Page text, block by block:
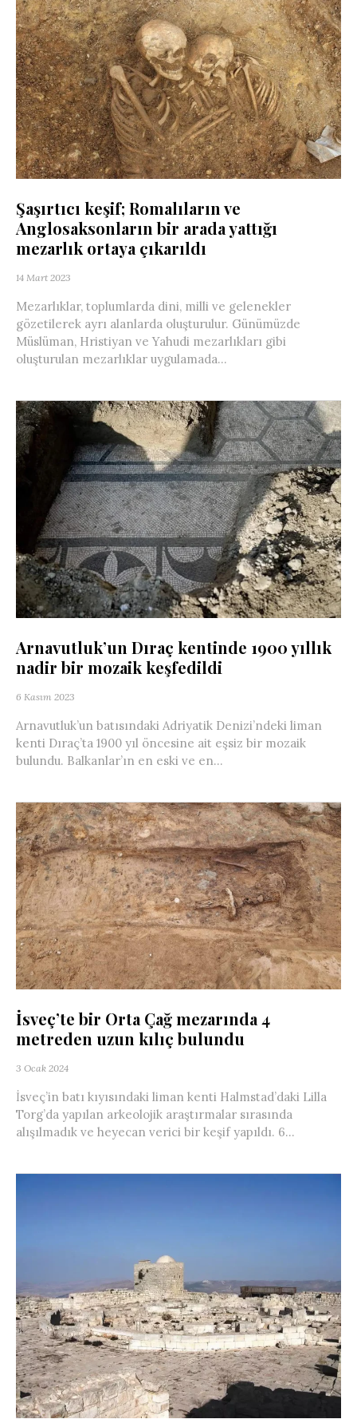
Şaşırtıcı keşif; Romalıların ve
Anglosaksonların bir arada yattığı
mezarlık ortaya çıkarıldı
14 Mart 2023
Mezarlıklar, toplumlarda dini, milli ve gelenekler
gözetilerek ayrı alanlarda oluşturulur. Günümüzde
Müslüman, Hristiyan ve Yahudi mezarlıkları gibi
oluşturulan mezarlıklar uygulamada...
Arnavutluk’un Dıraç kentinde 1900 yıllık
nadir bir mozaik keşfedildi
6 Kasım 2023
Arnavutluk’un batısındaki Adriyatik Denizi’ndeki liman
kenti Dıraç’ta 1900 yıl öncesine ait eşsiz bir mozaik
bulundu. Balkanlar’ın en eski ve en...
İsveç’te bir Orta Çağ mezarında 4
metreden uzun kılıç bulundu
3 Ocak 2024
İsveç’in batı kıyısındaki liman kenti Halmstad’daki Lilla
Torg’da yapılan arkeolojik araştırmalar sırasında
alışılmadık ve heyecan verici bir keşif yapıldı. 6...